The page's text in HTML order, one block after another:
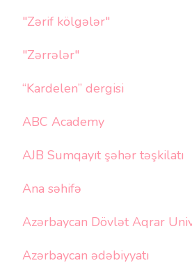
"Zərif kölgələr"
"Zərrələr"
“Kardelen” dergisi
ABC Academy
AJB Sumqayıt şəhər təşkilatı
Ana səhifə
Azərbaycan Dövlət Aqrar
Azərbaycan ədəbiyyatı